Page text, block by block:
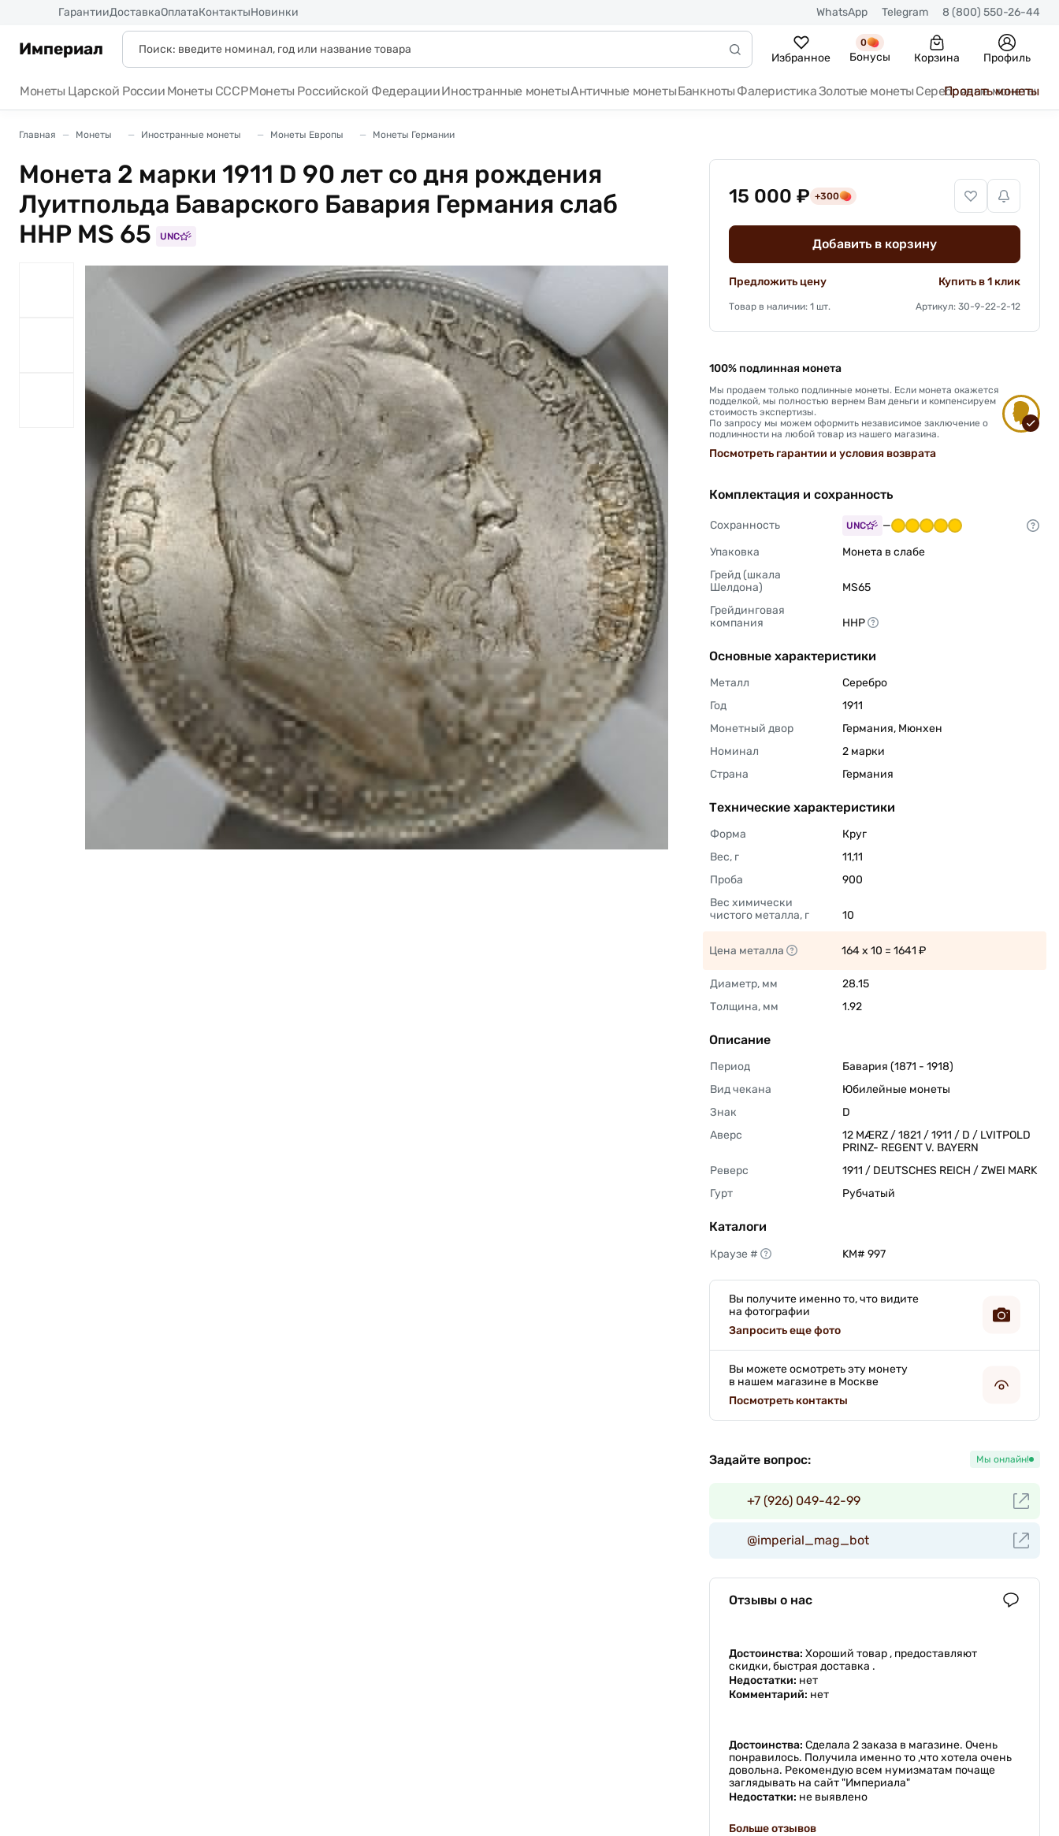
ГарантииДоставкаОплатаКонтактыНовинки WhatsApp Telegram 8 (800) 550-26-44
Империал Избранное
0
Бонусы Корзина Профиль
Монеты Царской России Монеты СССРМонеты Российской ФедерацииИностранные монетыАнтичные монетыБанкноты ФалеристикаЗолотые монеты Серебряные монеты
Продать монеты
Главная Монеты Иностранные монеты Монеты Европы Монеты Германии
Монета 2 марки 1911 D 90 лет со дня рождения
Луитпольда Баварского Бавария Германия слаб
ННР MS 65
UNC
15 000 ₽ +300
Добавить в корзину
Предложить цену Купить в 1 клик
Товар в наличии: 1 шт. Артикул: 30-9-22-2-12
100% подлинная монета
Мы продаем только подлинные монеты. Если монета окажется
подделкой, мы полностью вернем Вам деньги и компенсируем
стоимость экспертизы.
По запросу мы можем оформить независимое заключение о
подлинности на любой товар из нашего магазина.
Посмотреть гарантии и условия возврата
Комплектация и сохранность
Сохранность UNC
—
Упаковка
Монета в слабе
Грейд (шкала
Шелдона)
MS65
Грейдинговая
компания
ННР
Основные характеристики
Металл
Серебро
Год
1911
Монетный двор
Германия, Мюнхен
Номинал
2 марки
Страна
Германия
Технические характеристики
Форма
Круг
Вес, г
11,11
Проба
900
Вес химически
чистого металла, г
10
Цена металла 164 x 10 = 1641 ₽
Диаметр, мм
28.15
Толщина, мм
1.92
Описание
Период
Бавария (1871 - 1918)
Вид чекана
Юбилейные монеты
Знак
D
Аверс
12 MÆRZ / 1821 / 1911 / D / LVITPOLD
PRINZ- REGENT V. BAYERN
Реверс
1911 / DEUTSCHES REICH / ZWEI MARK
Гурт
Рубчатый
Каталоги
Краузе # KM# 997
Вы получите именно то, что видите
на фотографии
Запросить еще фото
Вы можете осмотреть эту монету
в нашем магазине в Москве
Посмотреть контакты
Задайте вопрос: Мы онлайн!
+7 (926) 049-42-99
@imperial_mag_bot
Отзывы о нас
Достоинства: Хороший товар , предоставляют
скидки, быстрая доставка .
Недостатки: нет
Комментарий: нет
Достоинства: Сделала 2 заказа в магазине. Очень
понравилось. Получила именно то ,что хотела очень
довольна. Рекомендую всем нумизматам почаще
заглядывать на сайт "Империала"
Недостатки: не выявлено
Больше отзывов